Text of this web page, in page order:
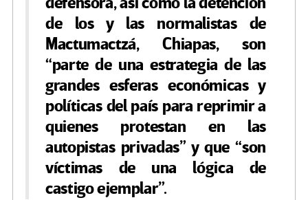
de los y las normalistas de
Mactumactzá, Chiapas, son
“parte de una estrategia de las
grandes esferas económicas y
políticas del país para reprimir a
quienes protestan en las
autopistas privadas” y que “son
víctimas de una lógica de
castigo ejemplar”.